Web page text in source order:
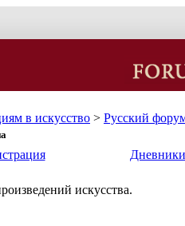
в искусство > Русский
Дневники
искусства.